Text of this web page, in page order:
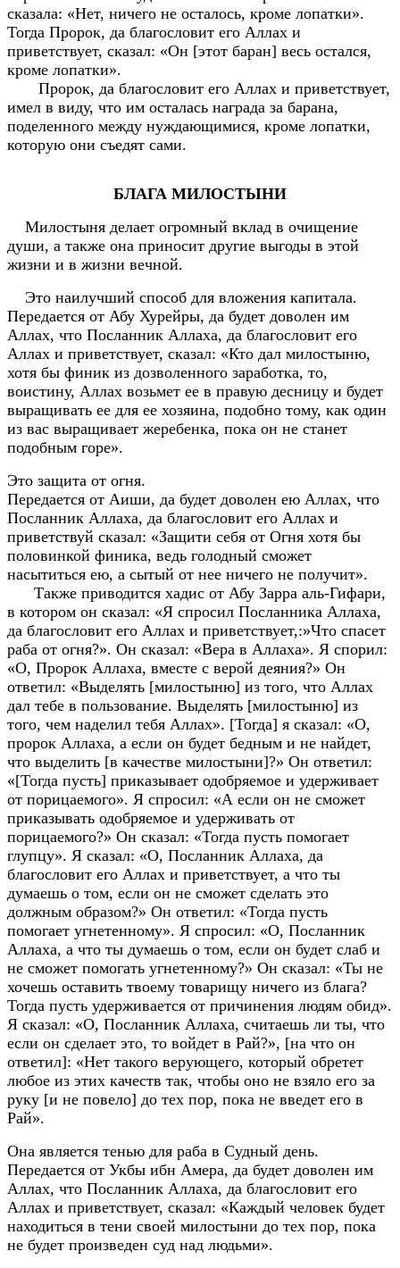
сказала: «Нет, ничего не осталось, кроме лопатки».
Тогда Пророк, да благословит его Аллах и
приветствует, сказал: «Он [этот баран] весь остался,
кроме лопатки».
Пророк, да благословит его Аллах и приветствует,
имел в виду, что им осталась награда за барана,
поделенного между нуждающимися, кроме лопатки,
которую они съедят сами.
БЛАГА МИЛОСТЫНИ
Милостыня делает огромный вклад в очищение
души, а также она приносит другие выгоды в этой
жизни и в жизни вечной.
Это наилучший способ для вложения капитала.
Передается от Абу Хурейры, да будет доволен им
Аллах, что Посланник Аллаха, да благословит его
Аллах и приветствует, сказал: «Кто дал милостыню,
хотя бы финик из дозволенного заработка, то,
воистину, Аллах возьмет ее в правую десницу и будет
выращивать ее для ее хозяина, подобно тому, как один
из вас выращивает жеребенка, пока он не станет
подобным горе».
Это защита от огня.
Передается от Аиши, да будет доволен ею Аллах, что
Посланник Аллаха, да благословит его Аллах и
приветствуй сказал: «Защити себя от Огня хотя бы
половинкой финика, ведь голодный сможет
насытиться ею, а сытый от нее ничего не получит».
Также приводится хадис от Абу Зарра аль-Гифари,
в котором он сказал: «Я спросил Посланника Аллаха,
да благословит его Аллах и приветствует,:»Что спасет
раба от огня?». Он сказал: «Вера в Аллаха». Я спорил:
«О, Пророк Аллаха, вместе с верой деяния?» Он
ответил: «Выделять [милостыню] из того, что Аллах
дал тебе в пользование. Выделять [милостыню] из
того, чем наделил тебя Аллах». [Тогда] я сказал: «О,
пророк Аллаха, а если он будет бедным и не найдет,
что выделить [в качестве милостыни]?» Он ответил:
«[Тогда пусть] приказывает одобряемое и удерживает
от порицаемого». Я спросил: «А если он не сможет
приказывать одобряемое и удерживать от
порицаемого?» Он сказал: «Тогда пусть помогает
глупцу». Я сказал: «О, Посланник Аллаха, да
благословит его Аллах и приветствует, а что ты
думаешь о том, если он не сможет сделать это
должным образом?» Он ответил: «Тогда пусть
помогает угнетенному». Я спросил: «О, Посланник
Аллаха, а что ты думаешь о том, если он будет слаб и
не сможет помогать угнетенному?» Он сказал: «Ты не
хочешь оставить твоему товарищу ничего из блага?
Тогда пусть удерживается от причинения людям обид».
Я сказал: «О, Посланник Аллаха, считаешь ли ты, что
если он сделает это, то войдет в Рай?», [на что он
ответил]: «Нет такого верующего, который обретет
любое из этих качеств так, чтобы оно не взяло его за
руку [и не повело] до тех пор, пока не введет его в
Рай».
Она является тенью для раба в Судный день.
Передается от Укбы ибн Амера, да будет доволен им
Аллах, что Посланник Аллаха, да благословит его
Аллах и приветствует, сказал: «Каждый человек будет
находиться в тени своей милостыни до тех пор, пока
не будет произведен суд над людьми».